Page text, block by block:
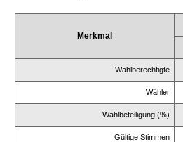
Merkmal
Wahlberechtigte
Wähler
Wahlbeteiligung (%)
Gültige Stimmen